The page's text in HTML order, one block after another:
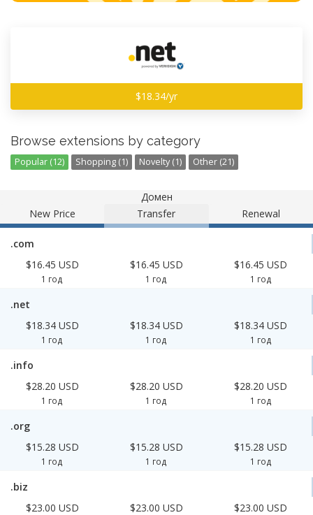
$18.34/yr
Browse extensions by category
Popular (12) Shopping (1) Novelty (1) Other (21)
Домен
New Price
Transfer Renewal
.com
$16.45 USD
1 год
$16.45 USD
1 год
$16.45 USD
1 год
.net
$18.34 USD
1 год
$18.34 USD
1 год
$18.34 USD
1 год
.info
$28.20 USD
1 год
$28.20 USD
1 год
$28.20 USD
1 год
.org
$15.28 USD
1 год
$15.28 USD
1 год
$15.28 USD
1 год
.biz
$23.00 USD
$23.00 USD $23.00 USD